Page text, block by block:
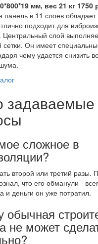
мм, вес 21 кг 1750
панель в 11 слоев
подходит для
слой
сетки. Он имеет
чему удается снизить
задаваемые
сложное в
второй или третий разы.
что его обманули -
и деньги он уже потратил.
обычная
не может